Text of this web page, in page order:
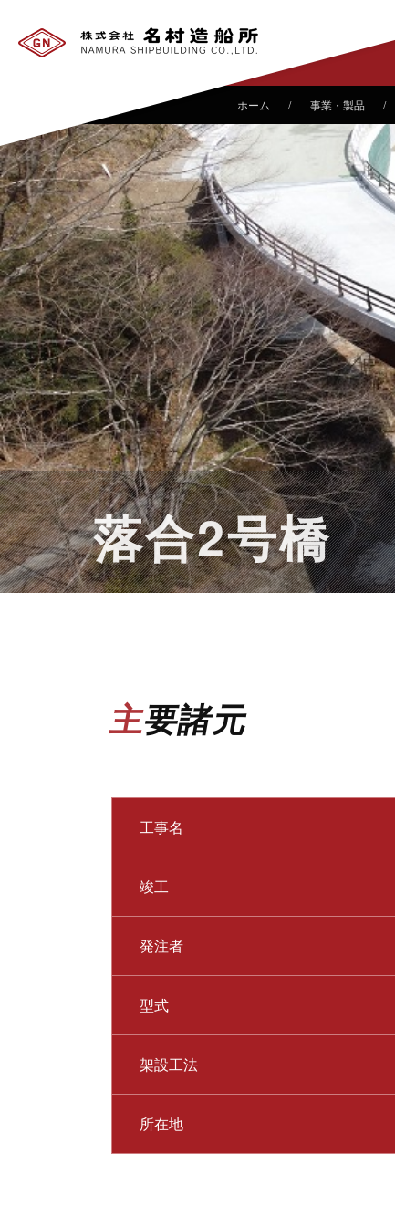
事業・製品
落合2号橋
主要諸元
工事名
竣工
発注者
型式
架設工法
所在地